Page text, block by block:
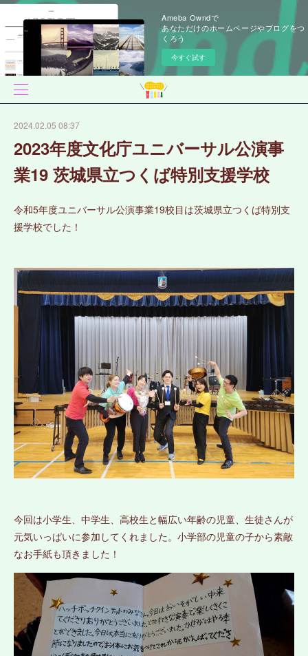
Ameba Owndで
あなただけのホームページやブログをつ
くろう
今すぐ試す
2024.02.05 08:37
2023年度文化庁ユニバーサル公演事
業19 茨城県立つくば特別支援学校
令和5年度 ユニバーサル公演事業19校目は茨城県立つくば特別支
援学校でした！
今回は小学生、中学生、高校生と幅広い年齢の児童、生徒さんが
元気いっぱいに参加してくれました。小学部の児童の子から素敵
なお手紙も頂きました！